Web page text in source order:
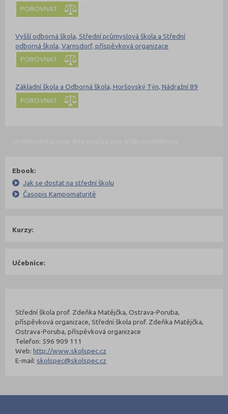
POROVNAT
Vyšší odborná škola, Střední průmyslová škola a Střední
odborná škola, Varnsdorf, příspěvková organizace
POROVNAT
Základní škola a Odborná škola, Horšovský Týn, Nádražní 89
POROVNAT
Ebook:
Jak se dostat na střední školu
Časopis Kampomaturitě
Kurzy:
Učebnice:
Střední škola prof. Zdeňka Matějčka, Ostrava-Poruba,
příspěvková organizace, Střední škola prof. Zdeňka Matějčka,
Ostrava-Poruba, příspěvková organizace
Telefon: 596 909 111
Web:http://www.skolspec.cz
E-mail:skolspec@skolspec.cz